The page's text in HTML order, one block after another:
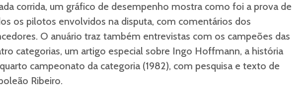
corrida, um gráfico de desempenho mostra como foi a prova de
os pilotos envolvidos na disputa, com comentários dos
O anuário traz também entrevistas com os campeões das
categorias, um artigo especial sobre Ingo Hoffmann, a história
campeonato da categoria (1982), com pesquisa e texto de
Ribeiro.